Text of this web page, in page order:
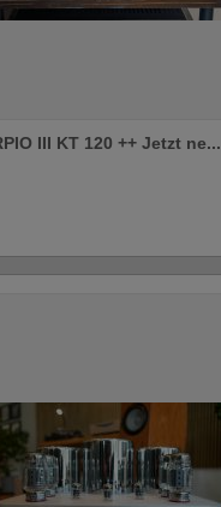
III KT 120 ++ Jetzt ne...